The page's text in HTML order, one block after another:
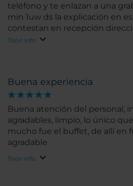
teléfono y te enlazan a una
min 1uw ds la explicación en
contestan en recepción
nunca contestan y menos
Toon info
Buena experiencia
Buena atención del personal,
agradables, limpio, lo único
mucho fue el buffet, de allí en
agradable
Toon info